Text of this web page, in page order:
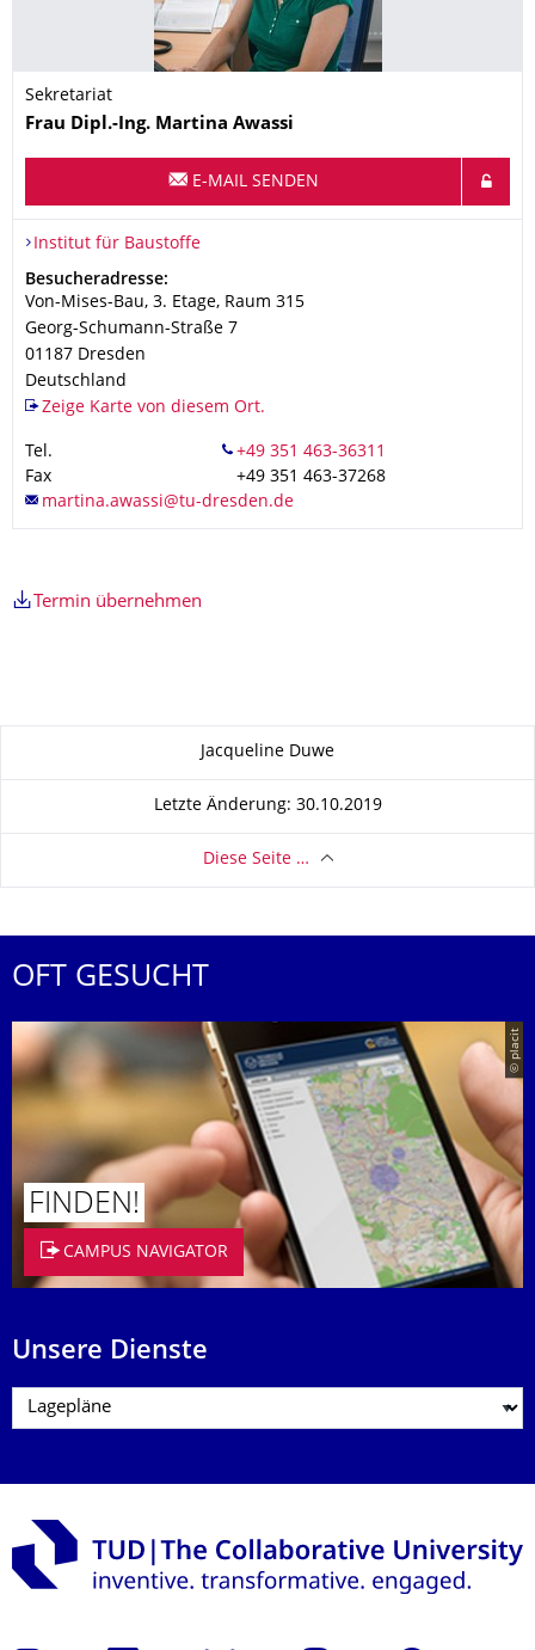
Sekretariat
Name
Frau Dipl.-Ing. Martina Awassi
E-MAIL SENDEN
Organisationsname
Institut für Baustoffe
Institut für Baustoffe
Adresse
Besucheradresse:
Von-Mises-Bau, 3. Etage, Raum 315
Georg-Schumann-Straße 7
01187 Dresden
Deutschland
Zeige Karte von diesem Ort.
Tel.
Fax
+49 351 463-37268
Termin übernehmen
Jacqueline Duwe
Letzte Änderung: 30.10.2019
Diese Seite …
OFT GESUCHT
© placit
FINDEN!
CAMPUS NAVIGATOR
Unsere Dienste